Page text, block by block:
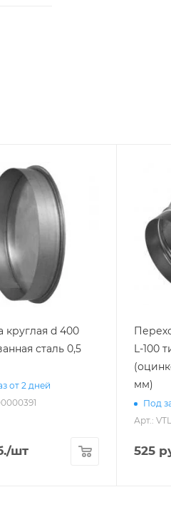
круглая d 400
сталь 0,5
от 2 дней
/шт
L-100
мм)
Под
Арт.:
525